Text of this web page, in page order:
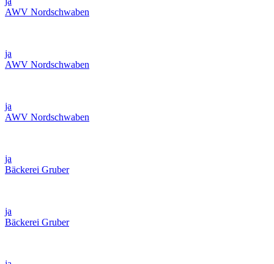
AWV Nordschwaben
ja
AWV Nordschwaben
ja
AWV Nordschwaben
ja
Bäckerei Gruber
ja
Bäckerei Gruber